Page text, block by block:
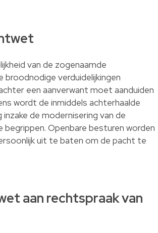
van de zogenaamde
verduidelijkingen
een aanverwant moet aanduiden
wordt de inmiddels achterhaalde
de modernisering van de
Openbare besturen worden
uit te baten om de pacht te
aan rechtspraak van